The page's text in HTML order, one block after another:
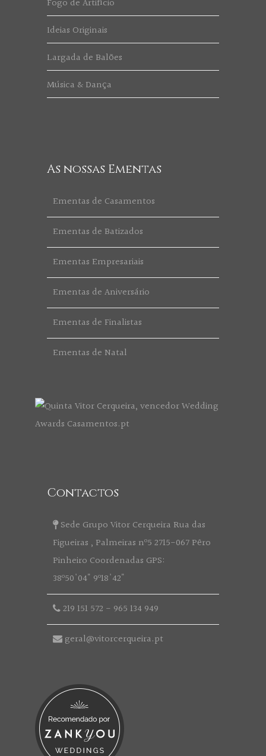
Fogo de Artifício
Ideias Originais
Largada de Balões
Música & Dança
As nossas Ementas
Ementas de Casamentos
Ementas de Batizados
Ementas Empresariais
Ementas de Aniversário
Ementas de Finalistas
Ementas de Natal
Contactos
Sede Grupo Vitor Cerqueira Rua das
Figueiras , Palmeiras nº5 2715-067 Pêro
Pinheiro Coordenadas GPS:
38º50'04" 9º18'42"
219 151 572 - 965 134 949
geral@vitorcerqueira.pt